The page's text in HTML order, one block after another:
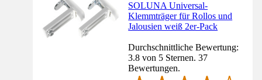
SOLUNA Universal-
Klemmträger für Rollos und
Jalousien weiß 2er-Pack
Durchschnittliche Bewertung:
3.8 von 5 Sternen. 37
Bewertungen.